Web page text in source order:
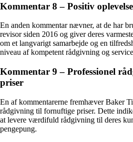
Kommentar 8 – Positiv
En anden kommentar nævner, at de har
revisor siden 2016 og giver deres
om et langvarigt samarbejde og en
niveau af kompetent rådgivning og
Kommentar 9 – Professionel
priser
En af kommentarerne fremhæver Baker
rådgivning til fornuftige priser. Dette
at levere værdifuld rådgivning til deres
pengepung.